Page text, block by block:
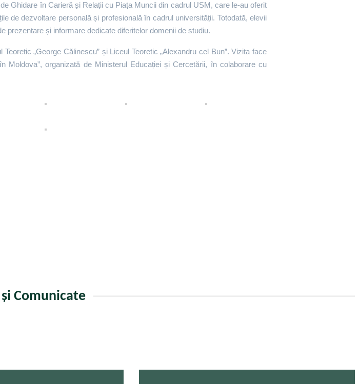
Ghidare în Carieră și Relații cu Piața Muncii din cadrul USM, care le-au oferit
de dezvoltare personală și profesională în cadrul universității. Totodată, elevii
prezentare și informare dedicate diferitelor domenii de studiu.
„George Călinescu” și Liceul Teoretic „Alexandru cel Bun”. Vizita face
Moldova”, organizată de Ministerul Educației și Cercetării, în colaborare cu
Comunicate